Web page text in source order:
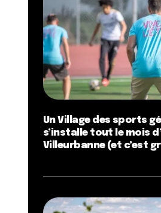
Un Village des sports
s’installe tout le mois
Villeurbanne (et c’est